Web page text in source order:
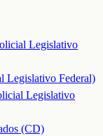
Legislativo
Legislativo Federal)
Legislativo
(CD)